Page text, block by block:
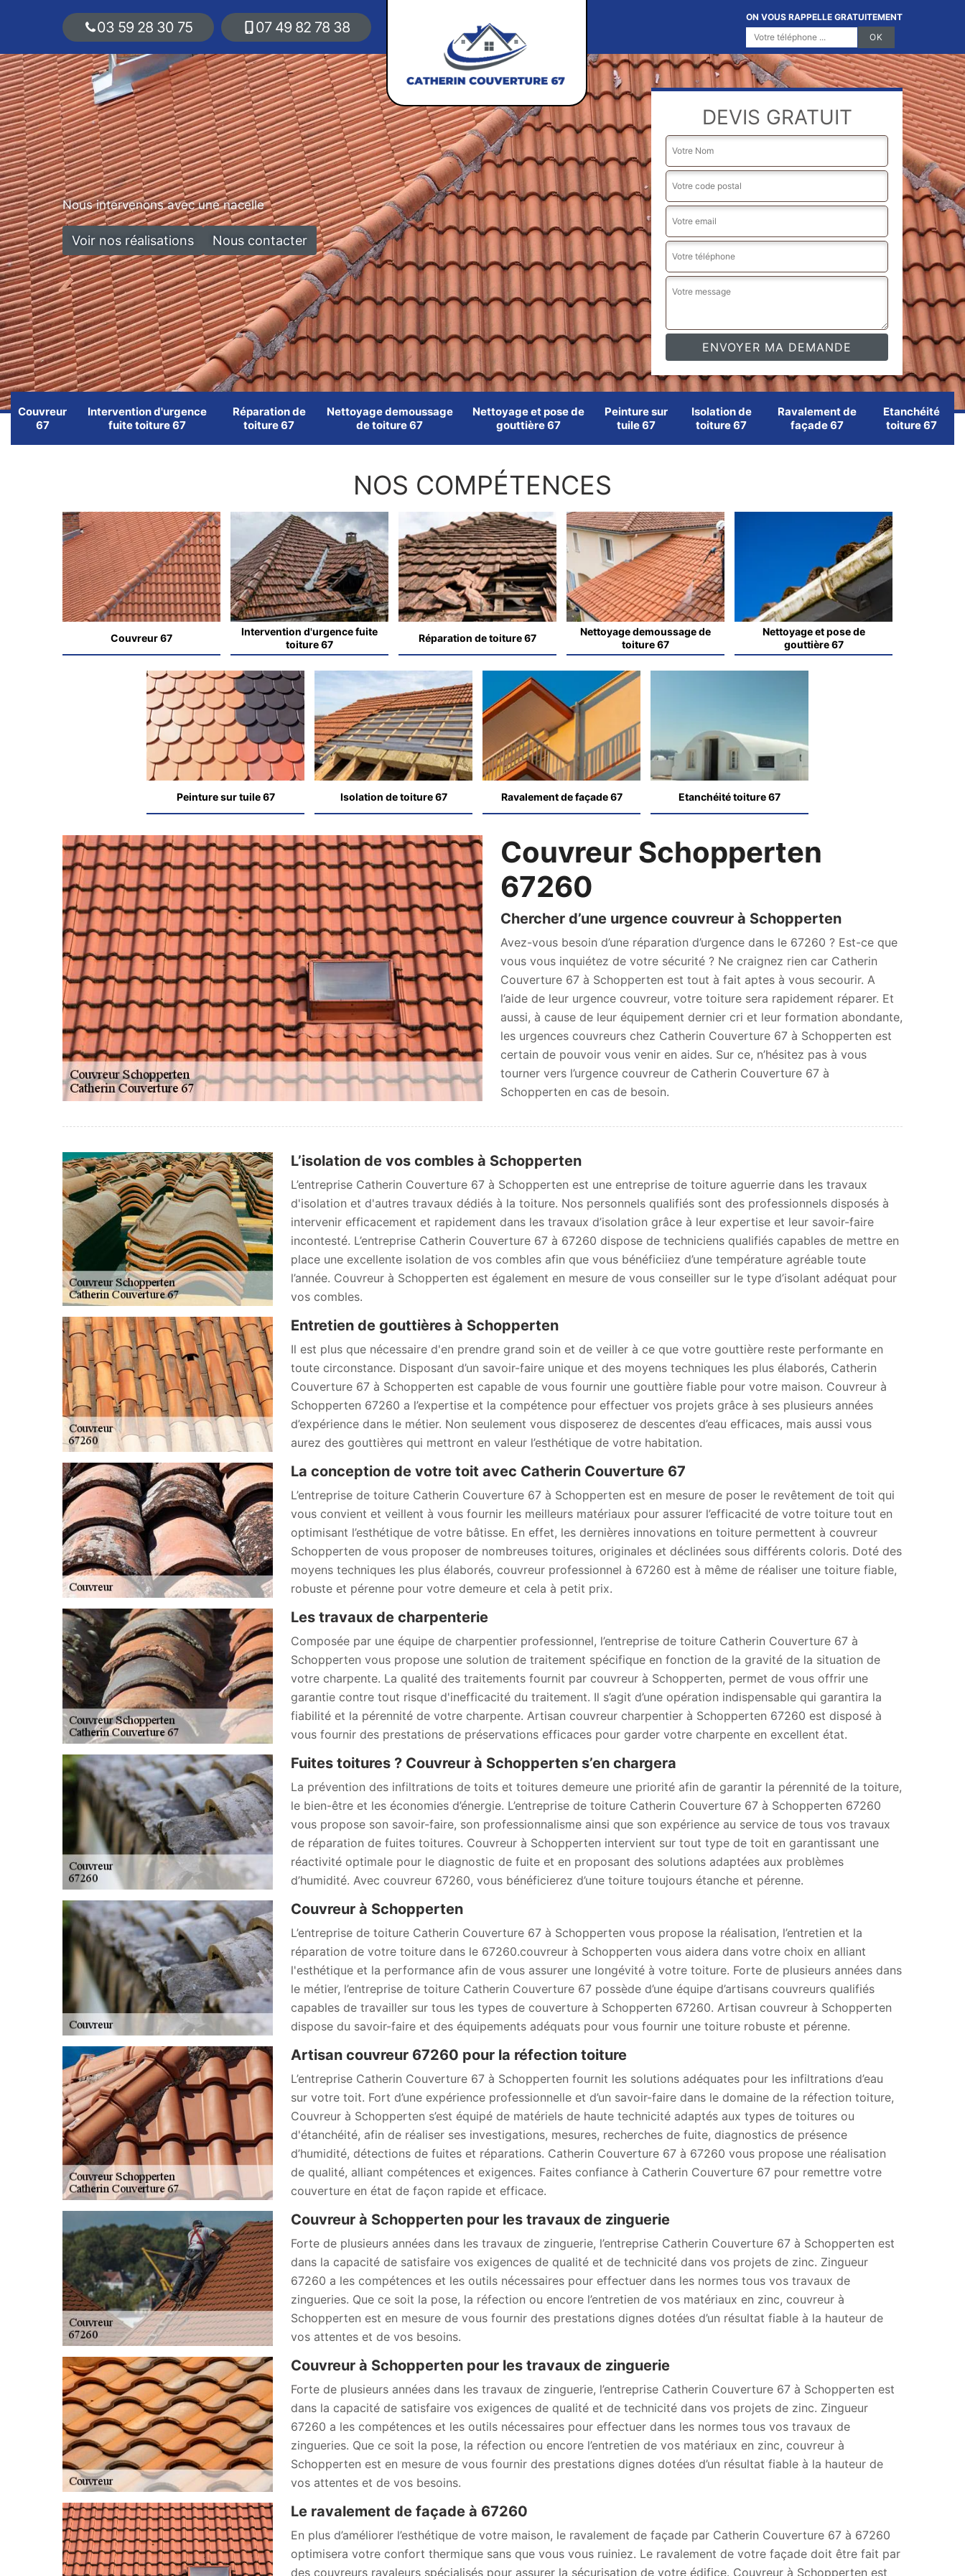
03 59 28 30 75 07 49 82 78 38
ON VOUS RAPPELLE GRATUITEMENT
Nous intervenons avec une nacelle
Voir nos réalisations Nous contacter
DEVIS GRATUIT
Couvreur
67
Intervention d'urgence
fuite toiture 67
Réparation de
toiture 67
Nettoyage demoussage
de toiture 67
Nettoyage et pose de
gouttière 67
Peinture sur
tuile 67
Isolation de
toiture 67
Ravalement de
façade 67
Etanchéité
toiture 67
NOS COMPÉTENCES
Couvreur 67
Intervention d'urgence fuite
toiture 67
Réparation de toiture 67
Nettoyage demoussage de
toiture 67
Nettoyage et pose de
gouttière 67
Peinture sur tuile 67 Isolation de toiture 67 Ravalement de façade 67 Etanchéité toiture 67
Couvreur Schopperten
67260
Chercher d’une urgence couvreur à Schopperten
Avez-vous besoin d’une réparation d’urgence dans le 67260 ? Est-ce que
vous vous inquiétez de votre sécurité ? Ne craignez rien car Catherin
Couverture 67 à Schopperten est tout à fait aptes à vous secourir. A
l’aide de leur urgence couvreur, votre toiture sera rapidement réparer. Et
aussi, à cause de leur équipement dernier cri et leur formation abondante,
les urgences couvreurs chez Catherin Couverture 67 à Schopperten est
certain de pouvoir vous venir en aides. Sur ce, n’hésitez pas à vous
tourner vers l’urgence couvreur de Catherin Couverture 67 à
Schopperten en cas de besoin.
L’isolation de vos combles à Schopperten
L’entreprise Catherin Couverture 67 à Schopperten est une entreprise de toiture aguerrie dans les travaux
d'isolation et d'autres travaux dédiés à la toiture. Nos personnels qualifiés sont des professionnels disposés à
intervenir efficacement et rapidement dans les travaux d’isolation grâce à leur expertise et leur savoir-faire
incontesté. L’entreprise Catherin Couverture 67 à 67260 dispose de techniciens qualifiés capables de mettre en
place une excellente isolation de vos combles afin que vous bénéficiiez d’une température agréable toute
l’année. Couvreur à Schopperten est également en mesure de vous conseiller sur le type d’isolant adéquat pour
vos combles.
Entretien de gouttières à Schopperten
Il est plus que nécessaire d'en prendre grand soin et de veiller à ce que votre gouttière reste performante en
toute circonstance. Disposant d’un savoir-faire unique et des moyens techniques les plus élaborés, Catherin
Couverture 67 à Schopperten est capable de vous fournir une gouttière fiable pour votre maison. Couvreur à
Schopperten 67260 a l’expertise et la compétence pour effectuer vos projets grâce à ses plusieurs années
d’expérience dans le métier. Non seulement vous disposerez de descentes d’eau efficaces, mais aussi vous
aurez des gouttières qui mettront en valeur l’esthétique de votre habitation.
La conception de votre toit avec Catherin Couverture 67
L’entreprise de toiture Catherin Couverture 67 à Schopperten est en mesure de poser le revêtement de toit qui
vous convient et veillent à vous fournir les meilleurs matériaux pour assurer l’efficacité de votre toiture tout en
optimisant l’esthétique de votre bâtisse. En effet, les dernières innovations en toiture permettent à couvreur
Schopperten de vous proposer de nombreuses toitures, originales et déclinées sous différents coloris. Doté des
moyens techniques les plus élaborés, couvreur professionnel à 67260 est à même de réaliser une toiture fiable,
robuste et pérenne pour votre demeure et cela à petit prix.
Les travaux de charpenterie
Composée par une équipe de charpentier professionnel, l’entreprise de toiture Catherin Couverture 67 à
Schopperten vous propose une solution de traitement spécifique en fonction de la gravité de la situation de
votre charpente. La qualité des traitements fournit par couvreur à Schopperten, permet de vous offrir une
garantie contre tout risque d'inefficacité du traitement. Il s’agit d’une opération indispensable qui garantira la
fiabilité et la pérennité de votre charpente. Artisan couvreur charpentier à Schopperten 67260 est disposé à
vous fournir des prestations de préservations efficaces pour garder votre charpente en excellent état.
Fuites toitures ? Couvreur à Schopperten s’en chargera
La prévention des infiltrations de toits et toitures demeure une priorité afin de garantir la pérennité de la toiture,
le bien-être et les économies d’énergie. L’entreprise de toiture Catherin Couverture 67 à Schopperten 67260
vous propose son savoir-faire, son professionnalisme ainsi que son expérience au service de tous vos travaux
de réparation de fuites toitures. Couvreur à Schopperten intervient sur tout type de toit en garantissant une
réactivité optimale pour le diagnostic de fuite et en proposant des solutions adaptées aux problèmes
d’humidité. Avec couvreur 67260, vous bénéficierez d’une toiture toujours étanche et pérenne.
Couvreur à Schopperten
L’entreprise de toiture Catherin Couverture 67 à Schopperten vous propose la réalisation, l’entretien et la
réparation de votre toiture dans le 67260.couvreur à Schopperten vous aidera dans votre choix en alliant
l'esthétique et la performance afin de vous assurer une longévité à votre toiture. Forte de plusieurs années dans
le métier, l’entreprise de toiture Catherin Couverture 67 possède d’une équipe d’artisans couvreurs qualifiés
capables de travailler sur tous les types de couverture à Schopperten 67260. Artisan couvreur à Schopperten
dispose du savoir-faire et des équipements adéquats pour vous fournir une toiture robuste et pérenne.
Artisan couvreur 67260 pour la réfection toiture
L’entreprise Catherin Couverture 67 à Schopperten fournit les solutions adéquates pour les infiltrations d’eau
sur votre toit. Fort d’une expérience professionnelle et d’un savoir-faire dans le domaine de la réfection toiture,
Couvreur à Schopperten s’est équipé de matériels de haute technicité adaptés aux types de toitures ou
d'étanchéité, afin de réaliser ses investigations, mesures, recherches de fuite, diagnostics de présence
d’humidité, détections de fuites et réparations. Catherin Couverture 67 à 67260 vous propose une réalisation
de qualité, alliant compétences et exigences. Faites confiance à Catherin Couverture 67 pour remettre votre
couverture en état de façon rapide et efficace.
Couvreur à Schopperten pour les travaux de zinguerie
Forte de plusieurs années dans les travaux de zinguerie, l’entreprise Catherin Couverture 67 à Schopperten est
dans la capacité de satisfaire vos exigences de qualité et de technicité dans vos projets de zinc. Zingueur
67260 a les compétences et les outils nécessaires pour effectuer dans les normes tous vos travaux de
zingueries. Que ce soit la pose, la réfection ou encore l’entretien de vos matériaux en zinc, couvreur à
Schopperten est en mesure de vous fournir des prestations dignes dotées d’un résultat fiable à la hauteur de
vos attentes et de vos besoins.
Couvreur à Schopperten pour les travaux de zinguerie
Forte de plusieurs années dans les travaux de zinguerie, l’entreprise Catherin Couverture 67 à Schopperten est
dans la capacité de satisfaire vos exigences de qualité et de technicité dans vos projets de zinc. Zingueur
67260 a les compétences et les outils nécessaires pour effectuer dans les normes tous vos travaux de
zingueries. Que ce soit la pose, la réfection ou encore l’entretien de vos matériaux en zinc, couvreur à
Schopperten est en mesure de vous fournir des prestations dignes dotées d’un résultat fiable à la hauteur de
vos attentes et de vos besoins.
Le ravalement de façade à 67260
En plus d’améliorer l’esthétique de votre maison, le ravalement de façade par Catherin Couverture 67 à 67260
optimisera votre confort thermique sans que vous vous ruiniez. Le ravalement de votre façade doit être fait par
des couvreurs ravaleurs spécialisés pour assurer la sécurisation de votre édifice. Couvreur à Schopperten est